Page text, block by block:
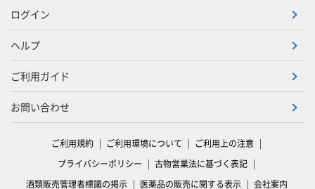
ログイン
ヘルプ
ご利用ガイド
お問い合わせ
ご利用規約 ご利用環境について
ご利用上の注意
プライバシーポリシー
古物営業法に基づく表記
酒類販売管理者標識の掲示
医薬品の販売に関する表示 会社案内